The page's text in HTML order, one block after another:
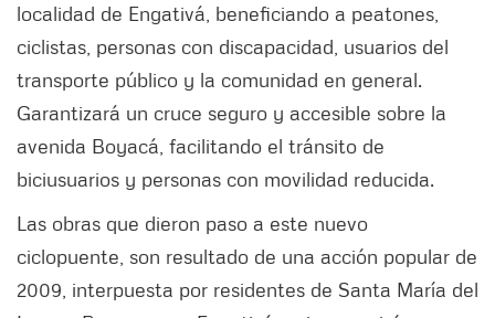
localidad de Engativá, beneficiando a peatones,
ciclistas, personas con discapacidad, usuarios del
transporte público y la comunidad en general.
Garantizará un cruce seguro y accesible sobre la
avenida Boyacá, facilitando el tránsito de
biciusuarios y personas con movilidad reducida.
Las obras que dieron paso a este nuevo
ciclopuente, son resultado de una acción popular de
2009, interpuesta por residentes de Santa María del